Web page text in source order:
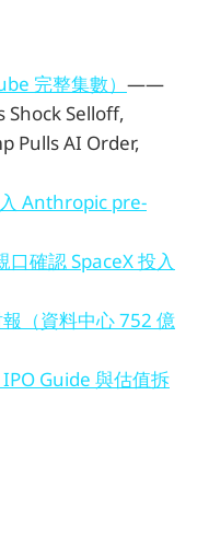
完整集數） ——
Shock Selloff,
Pulls AI Order,
Anthropic pre-
確認 SpaceX 投入
（資料中心 752 億
Guide 與估值拆